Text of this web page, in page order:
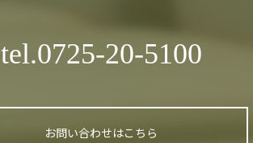
tel.0725-20-5100
お問い合わせはこちら